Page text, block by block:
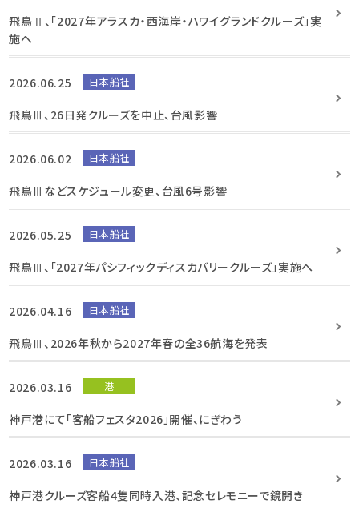
飛鳥Ⅱ、「2027年アラスカ・西海岸・ハワイグランドクルーズ」実
施へ
2026.06.25 日本船社
飛鳥Ⅲ、26日発クルーズを中止、台風影響
2026.06.02 日本船社
飛鳥Ⅲなどスケジュール変更、台風6号影響
2026.05.25 日本船社
飛鳥Ⅲ、「2027年パシフィックディスカバリークルーズ」実施へ
2026.04.16 日本船社
飛鳥Ⅲ、2026年秋から2027年春の全36航海を発表
2026.03.16 港
神戸港にて「客船フェスタ2026」開催、にぎわう
2026.03.16 日本船社
神戸港クルーズ客船4隻同時入港、記念セレモニーで鏡開き